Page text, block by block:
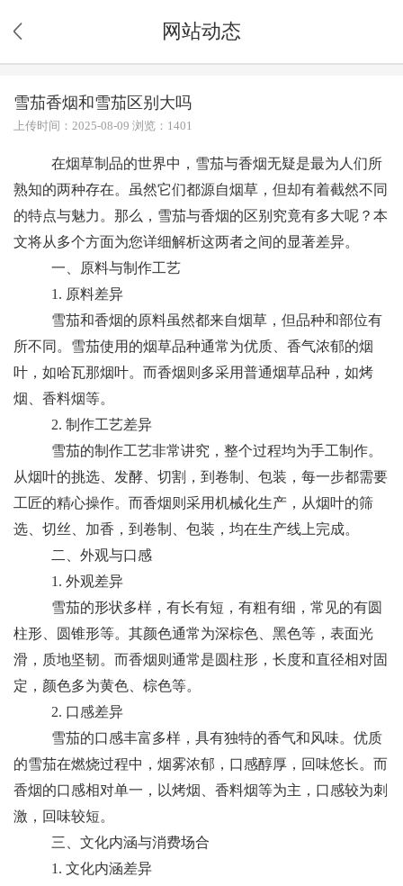
网站动态
雪茄香烟和雪茄区别大吗
上传时间：2025-08-09 浏览：1401
在烟草制品的世界中，雪茄与香烟无疑是最为人们所
熟知的两种存在。虽然它们都源自烟草，但却有着截然不同
的特点与魅力。那么，雪茄与香烟的区别究竟有多大呢？本
文将从多个方面为您详细解析这两者之间的显著差异。
一、原料与制作工艺
1. 原料差异
雪茄和香烟的原料虽然都来自烟草，但品种和部位有
所不同。雪茄使用的烟草品种通常为优质、香气浓郁的烟
叶，如哈瓦那烟叶。而香烟则多采用普通烟草品种，如烤
烟、香料烟等。
2. 制作工艺差异
雪茄的制作工艺非常讲究，整个过程均为手工制作。
从烟叶的挑选、发酵、切割，到卷制、包装，每一步都需要
工匠的精心操作。而香烟则采用机械化生产，从烟叶的筛
选、切丝、加香，到卷制、包装，均在生产线上完成。
二、外观与口感
1. 外观差异
雪茄的形状多样，有长有短，有粗有细，常见的有圆
柱形、圆锥形等。其颜色通常为深棕色、黑色等，表面光
滑，质地坚韧。而香烟则通常是圆柱形，长度和直径相对固
定，颜色多为黄色、棕色等。
2. 口感差异
雪茄的口感丰富多样，具有独特的香气和风味。优质
的雪茄在燃烧过程中，烟雾浓郁，口感醇厚，回味悠长。而
香烟的口感相对单一，以烤烟、香料烟等为主，口感较为刺
激，回味较短。
三、文化内涵与消费场合
1. 文化内涵差异